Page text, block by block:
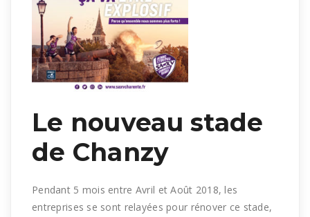
Le nouveau stade
de Chanzy
Pendant 5 mois entre Avril et Août 2018, les
entreprises se sont relayées pour rénover ce stade,